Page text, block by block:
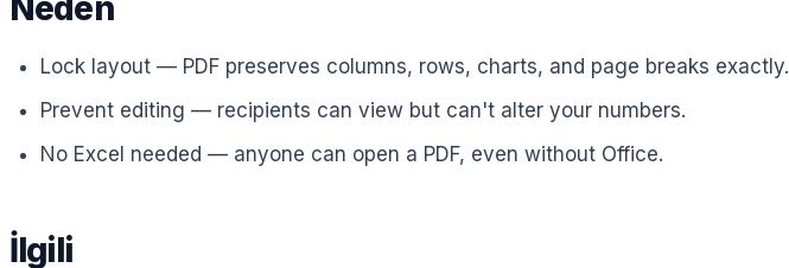
Neden
Lock layout — PDF preserves columns, rows, charts, and page breaks exactly.
Prevent editing — recipients can view but can't alter your numbers.
No Excel needed — anyone can open a PDF, even without Office.
İlgili